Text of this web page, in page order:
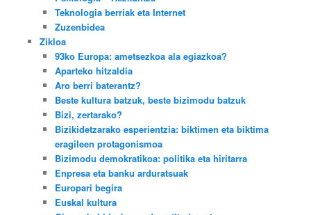
Teknologia berriak eta Internet
Zuzenbidea
Zikloa
93ko Europa: ametsezkoa ala egiazkoa?
Aparteko hitzaldia
Aro berri baterantz?
Beste kultura batzuk, beste bizimodu batzuk
Bizi, zertarako?
Bizikidetzarako esperientzia: biktimen eta biktima
eragileen protagonismoa
Bizimodu demokratikoa: politika eta hiritarra
Enpresa eta banku arduratsuak
Europari begira
Euskal kultura